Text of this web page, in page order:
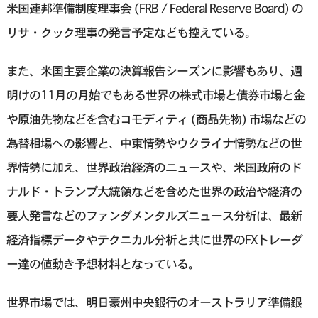
米国連邦準備制度理事会 (FRB / Federal Reserve Board) の
リサ・クック理事の発言予定なども控えている。
また、米国主要企業の決算報告シーズンに影響もあり、週
明けの11月の月始でもある世界の株式市場と債券市場と金
や原油先物などを含むコモディティ (商品先物) 市場などの
為替相場への影響と、中東情勢やウクライナ情勢などの世
界情勢に加え、世界政治経済のニュースや、米国政府のド
ナルド・トランプ大統領などを含めた世界の政治や経済の
要人発言などのファンダメンタルズニュース分析は、最新
経済指標データやテクニカル分析と共に世界のFXトレーダ
ー達の値動き予想材料となっている。
世界市場では、明日豪州中央銀行のオーストラリア準備銀